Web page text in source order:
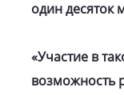
один десяток
«Участие в
возможность